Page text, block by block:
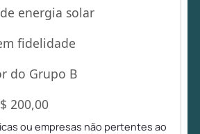
energia solar
fidelidade
do Grupo B
200,00
ou empresas não pertentes ao